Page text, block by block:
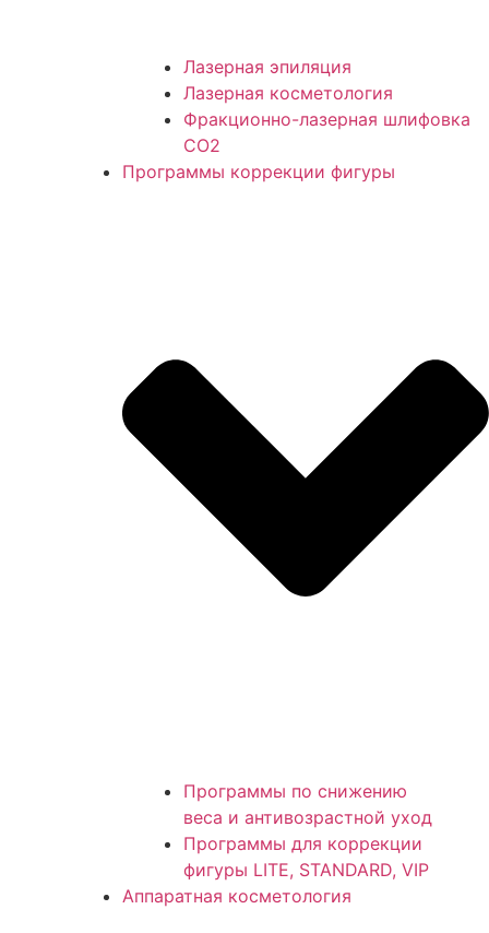
Лазерная эпиляция
Лазерная косметология
Фракционно-лазерная шлифовка
СО2
Программы коррекции фигуры
Программы по снижению
веса и антивозрастной уход
Программы для коррекции
фигуры LITE, STANDARD, VIP
Аппаратная косметология